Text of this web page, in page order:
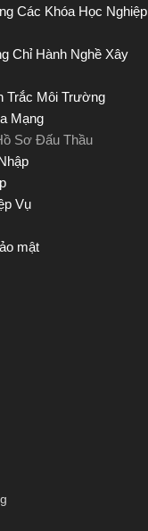
Các Khóa Học Nghiệp
Chỉ Hành Nghề Xây
Trắc Môi Trường
Mạng
Sơ Đấu Thầu
Vụ
mật